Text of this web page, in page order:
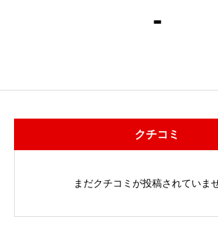
-
クチコミ
まだクチコミが投稿されていま